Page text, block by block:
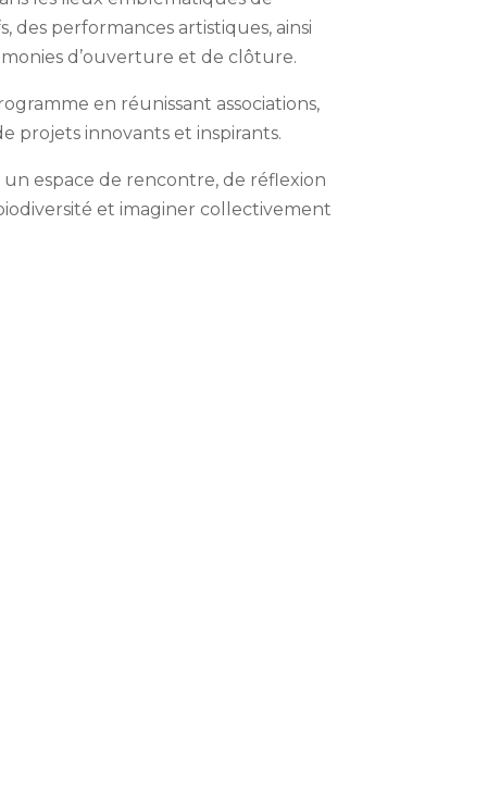
des performances artistiques, ainsi
d’ouverture et de clôture.
en réunissant associations,
projets innovants et inspirants.
un espace de rencontre, de réflexion
et imaginer collectivement